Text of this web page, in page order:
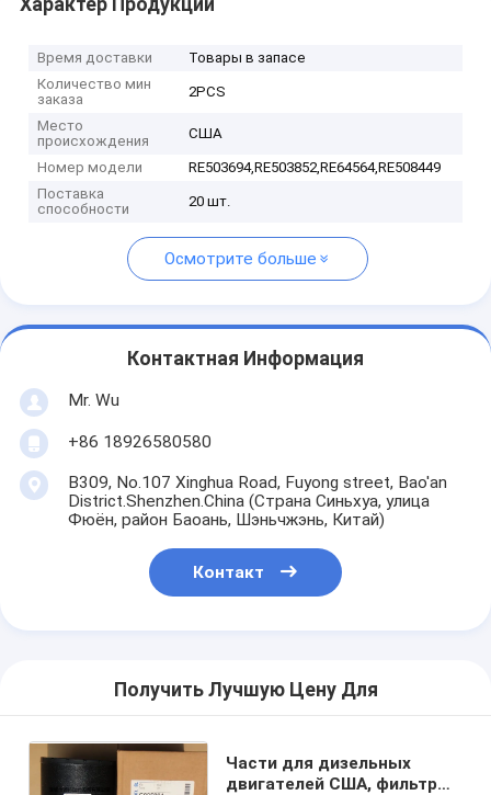
Время доставки
Товары в запасе
Количество мин
заказа
2PCS
Место
происхождения
США
Номер модели
RE503694,RE503852,RE64564,RE508449
Поставка
способности
20 шт.
Осмотрите больше
Контактная Информация
Mr. Wu
+86 18926580580
B309, No.107 Xinghua Road, Fuyong street, Bao'an
District.Shenzhen.China (Страна Синьхуа, улица
Фюён, район Баоань, Шэньчжэнь, Китай)
Контакт
Получить Лучшую Цену Для
Части для дизельных
двигателей США, фильтры